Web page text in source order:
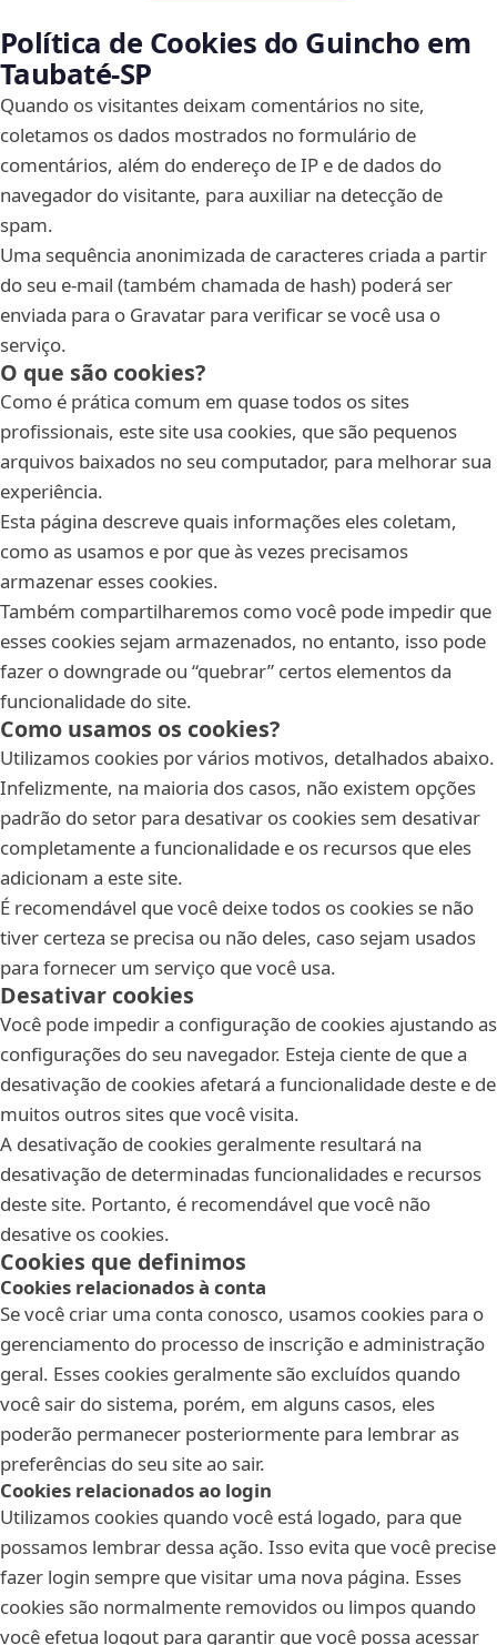
Política de Cookies do Guincho em
Taubaté‑SP
Quando os visitantes deixam comentários no site,
coletamos os dados mostrados no formulário de
comentários, além do endereço de IP e de dados do
navegador do visitante, para auxiliar na detecção de
spam.
Uma sequência anonimizada de caracteres criada a partir
do seu e-mail (também chamada de hash) poderá ser
enviada para o Gravatar para verificar se você usa o
serviço.
O que são cookies?
Como é prática comum em quase todos os sites
profissionais, este site usa cookies, que são pequenos
arquivos baixados no seu computador, para melhorar sua
experiência.
Esta página descreve quais informações eles coletam,
como as usamos e por que às vezes precisamos
armazenar esses cookies.
Também compartilharemos como você pode impedir que
esses cookies sejam armazenados, no entanto, isso pode
fazer o downgrade ou “quebrar” certos elementos da
funcionalidade do site.
Como usamos os cookies?
Utilizamos cookies por vários motivos, detalhados abaixo.
Infelizmente, na maioria dos casos, não existem opções
padrão do setor para desativar os cookies sem desativar
completamente a funcionalidade e os recursos que eles
adicionam a este site.
É recomendável que você deixe todos os cookies se não
tiver certeza se precisa ou não deles, caso sejam usados
para fornecer um serviço que você usa.
Desativar cookies
Você pode impedir a configuração de cookies ajustando as
configurações do seu navegador. Esteja ciente de que a
desativação de cookies afetará a funcionalidade deste e de
muitos outros sites que você visita.
A desativação de cookies geralmente resultará na
desativação de determinadas funcionalidades e recursos
deste site. Portanto, é recomendável que você não
desative os cookies.
Cookies que definimos
Cookies relacionados à conta
Se você criar uma conta conosco, usamos cookies para o
gerenciamento do processo de inscrição e administração
geral. Esses cookies geralmente são excluídos quando
você sair do sistema, porém, em alguns casos, eles
poderão permanecer posteriormente para lembrar as
preferências do seu site ao sair.
Cookies relacionados ao login
Utilizamos cookies quando você está logado, para que
possamos lembrar dessa ação. Isso evita que você precise
fazer login sempre que visitar uma nova página. Esses
cookies são normalmente removidos ou limpos quando
você efetua logout para garantir que você possa acessar